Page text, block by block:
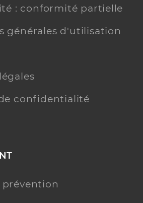
: conformité partielle
générales d'utilisation
confidentialité